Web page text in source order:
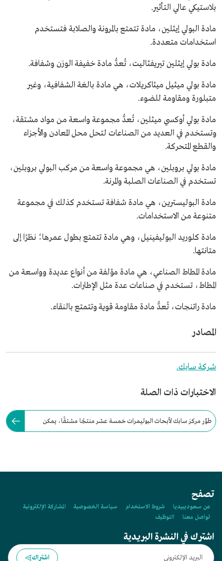
بلاستيكي عالي التأثير.
مادة البولي إيثلين، مادة تتمتع بالمرونة والصلابة فتستخدم
استخدامات متعددة.
مادة بولي إيثلين تيريفثاليت، تُعدُّ مادة خفيفة الوزن وشفافة.
مادة بولي ميثيل ميثاكريلات، هي مادة بالغة الشفافية، وغير
متبلورة ومقاومة للضوء.
مادة بولي أوكسي ميثلين، تُعدُّ مجموعة واسعة من مواد مشتقة،
وتستخدم في العديد من الصناعات لتحل محل المعادن والأجزاء
والقطع المتحركة.
مادة بولي بروبلين، هي مجموعة واسعة من مركب البولي بروبلين،
تستخدم في الصناعات الصلبة والمرنة.
مادة البوليسترين، هي مادة شفافة تستخدم كذلك في مجموعة
متنوعة من الاستخدامات.
مادة كلوريد البوليفينيل، وهي مادة تتمتع بطول عمرها؛ نظرًا إلى
متانتها.
مادة المطاط الصناعي، هي مادة مؤلفة من أنواع عديدة وواسعة من
المطاط، تستخدم في صناعات عدة مثل الإطارات.
مادة راتنجات، تُعدُّ مادة مقاومة قوية وتتمتع بالنقاء.
المصادر
شركة سابك.
الاختبارات ذات الصلة
طوّر مركز سابك لأبحاث البوليمرات خمسة عشر منتجًا مشتقًا، يمكن
تصفح
عن سعوديبيديا شروط الاستخدام سياسة الخصوصية
المشاركة الإلكترونية
تواصل معنا
التوظيف
اشترك في النشرة البريدية
اشتراك